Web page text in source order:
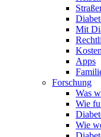
Mit
Apps
Forschung
Was
Wie
Wie